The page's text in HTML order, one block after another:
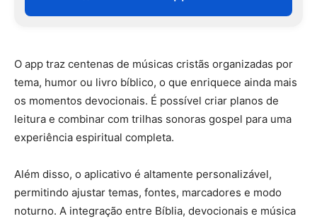
O app traz centenas de músicas cristãs organizadas por
tema, humor ou livro bíblico, o que enriquece ainda mais
os momentos devocionais. É possível criar planos de
leitura e combinar com trilhas sonoras gospel para uma
experiência espiritual completa.
Além disso, o aplicativo é altamente personalizável,
permitindo ajustar temas, fontes, marcadores e modo
noturno. A integração entre Bíblia, devocionais e música